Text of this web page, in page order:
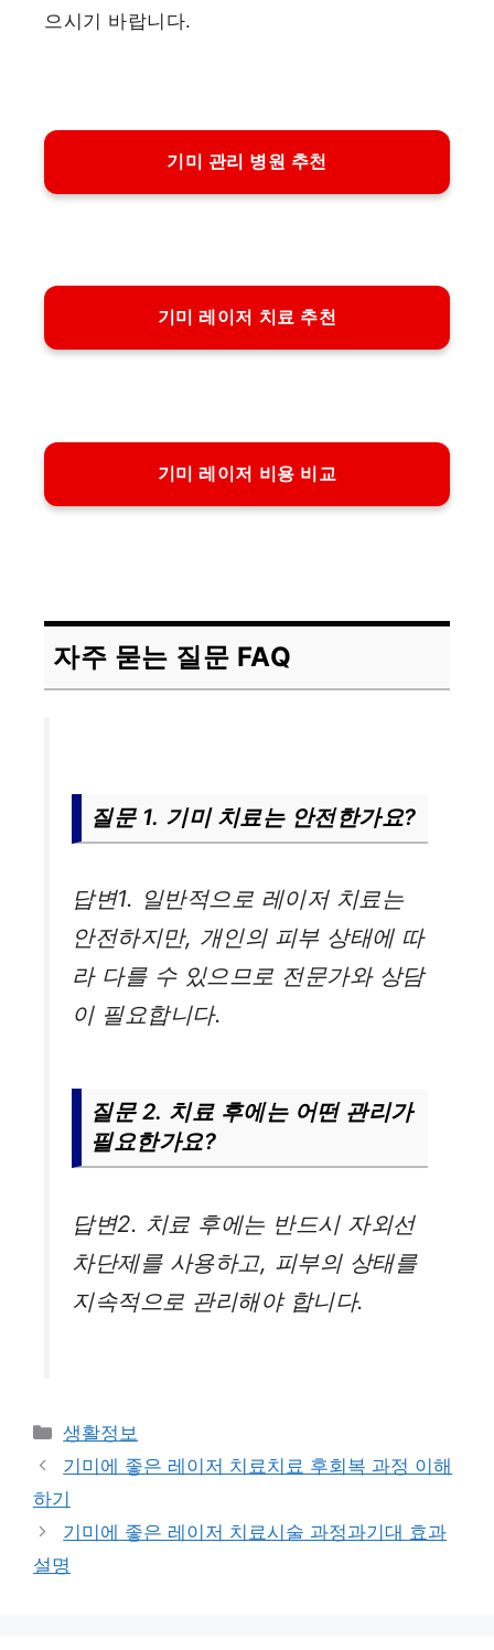
으시기 바랍니다.
기미 관리 병원 추천
기미 레이저 치료 추천
기미 레이저 비용 비교
자주 묻는 질문 FAQ
질문 1. 기미 치료는 안전한가요?
답변1. 일반적으로 레이저 치료는
안전하지만, 개인의 피부 상태에 따
라 다를 수 있으므로 전문가와 상담
이 필요합니다.
질문 2. 치료 후에는 어떤 관리가
필요한가요?
답변2. 치료 후에는 반드시 자외선
차단제를 사용하고, 피부의 상태를
지속적으로 관리해야 합니다.
카
테
고
리
생활정보
기미에 좋은 레이저 치료치료 후회복 과정 이해
하기
기미에 좋은 레이저 치료시술 과정과기대 효과
설명